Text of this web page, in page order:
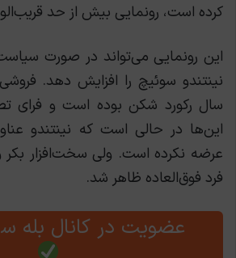
کرده است، رونمایی بیش از حد
این رونمایی می‌تواند در صورت
سال رکورد شکن بوده است و فرای
این‌ها در حالی است که نینتندو
عرضه نکرده است. ولی سخت‌افزار
فرد فوق‌العاده ظاهر شد.
عضویت در کانال بله